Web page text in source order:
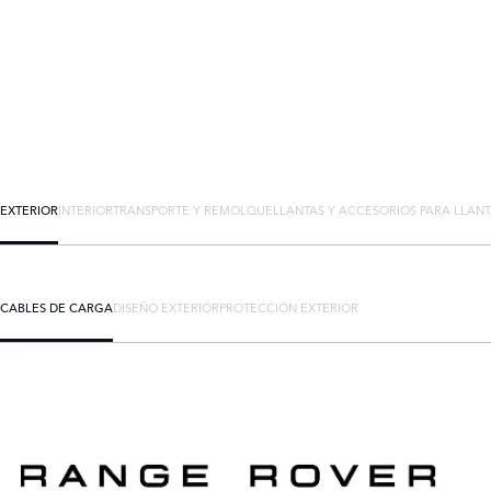
EXTERIORINTERIORTRANSPORTE Y REMOLQUELLANTAS Y ACCESORIOS PARA
CABLES DE CARGADISEÑO EXTERIORPROTECCIÓN EXTERIOR